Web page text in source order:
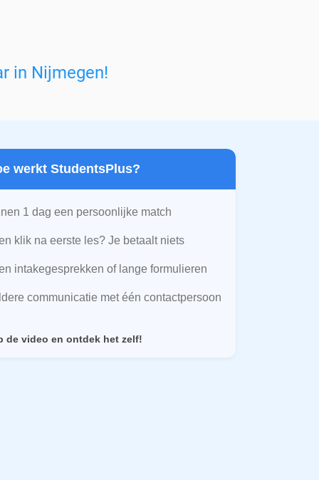
in Nijmegen!
werkt StudentsPlus?
1 dag een persoonlijke match
klik na eerste les? Je betaalt niets
intakegesprekken of lange formulieren
communicatie met één contactpersoon
de video en ontdek het zelf!